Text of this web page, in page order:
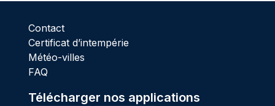
Contact
Certificat d’intempérie
Météo-villes
FAQ
Télécharger nos applications